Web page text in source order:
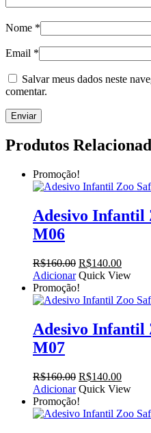
Nome *
Email *
Salvar meus dados neste
comentar.
Produtos
Promoção!
Adesivo Infantil
M06
R$160.00 O
preço
original
era:
R$140.00O
preço
é:
Adicionar Quick View
Promoção!
Adesivo Infantil
M07
R$160.00 O
preço
original
era:
R$140.00O
preço
é:
Adicionar Quick View
Promoção!